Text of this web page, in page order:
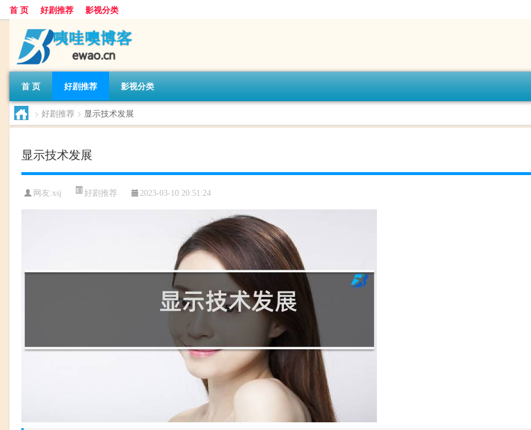
首 页 好剧推荐 影视分类
首 页 好剧推荐 影视分类
> 好剧推荐 > 显示技术发展
显示技术发展
网友:xsj 好剧推荐 2023-03-10 20:51:24